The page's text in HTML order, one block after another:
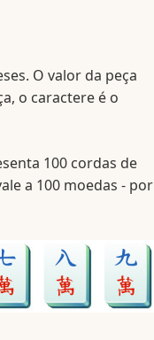
O valor da peça
o caractere é o
100 cordas de
a 100 moedas - por